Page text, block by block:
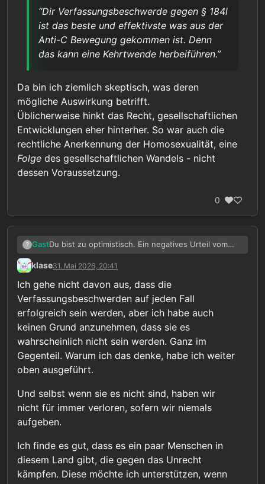
politischer Selbstmord.
überzeugen?
Kinderschutz interessierr nicht, denn sonst gebe es
keine Kinderarmut oder Faktoren die das
begünstigen.
Dir Verfassungsbeschwerde gegen § 184l ist das
beste und effektivste was aus der Anti-C
Bewegung gekommen ist. Denn das kann eine
Kehrtwende herbeiführen. Alles andere wird von
Einzelpersonen mit einem Video, mit einer Rede
“Dir Verfassungsbeschwerde gegen § 184l
ist das beste und effektivste was aus der
Anti-C Bewegung gekommen ist. Denn
das kann eine Kehrtwende herbeiführen.”
Da bin ich ziemlich skeptisch, was deren
mögliche Auswirkung betrifft.
Üblicherweise hinkt das Recht, gesellschaftlichen
Entwicklungen eher hinterher. So war auch die
rechtliche Anerkennung der Homosexualität, eine
Folge des gesellschaftlichen Wandels - nicht
dessen Voraussetzung.
0
? GastDu bist zu optimistisch. Ein negatives Urteil vom
BVerfG bedeutet das du Ersatzmaterialien
vergessen kannst. Warum sollte sich eine Partei für
dirsen Zeiten, eo jedes kleine % zählt und
kontroverses gegen einen verwendet wird,
politischer Selbstmord.
Dann noch die Tatsache das sich das Unrecht
also nicht nur in Deutschland, sondern in GANZ
EUROPA. Wie willst du die Mehrzahl der EU-Staaten
überzeugen?
Solange wir alle hier auf belanglosen Foren
vergammeln kannst du eine Kehrtwende vergessen.
Kinderschutz interessierr nicht, denn sonst gebe es
keine Kinderarmut oder Faktoren die das
Dir Verfassungsbeschwerde gegen § 184l ist das
beste und effektivste was aus der Anti-C
Bewegung gekommen ist. Denn das kann eine
Kehrtwende herbeiführen. Alles andere wird von
Einzelpersonen mit einem Video, mit einer Rede
annuliert.
klase31. Mai 2026, 20:41
Ich gehe nicht davon aus, dass die
Verfassungsbeschwerden auf jeden Fall
erfolgreich sein werden, aber ich habe auch
keinen Grund anzunehmen, dass sie es
wahrscheinlich nicht sein werden. Ganz im
Gegenteil. Warum ich das denke, habe ich weiter
oben ausgeführt.
Und selbst wenn sie es nicht sind, haben wir
nicht für immer verloren, sofern wir niemals
aufgeben.
Ich finde es gut, dass es ein paar Menschen in
diesem Land gibt, die gegen das Unrecht
kämpfen. Diese möchte ich unterstützen, wenn